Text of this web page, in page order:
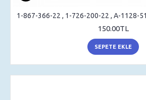
150.00TL
SEPETE EKLE